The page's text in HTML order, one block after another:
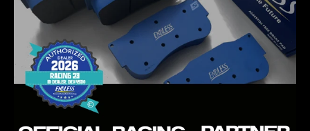
abgestimmt worden. Dieser Compound verfügt über eine
gute Hitzebeständigkeit, Belag-Verschleißfestigkeit, Anti-
Fade Eigenschaften und sehr gutem Pedalgefühl
FÜR HÄRTERE TRACKDAYS UND RACING. NUR
BEDINGT FÜR DEN STRAßENEINSATZ GEEIGNET
- ME22ist eine Weiterentwicklung des beliebten ME20-